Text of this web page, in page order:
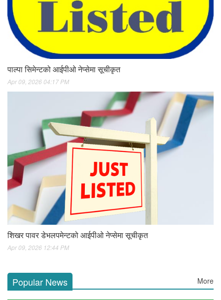
पाल्पा सिमेन्टको आईपीओ नेप्सेमा सूचीकृत
Apr 09, 2026 04:17 PM
शिखर पावर डेभलपमेन्टको आईपीओ नेप्सेमा सूचीकृत
Apr 09, 2026 12:44 PM
Popular News More